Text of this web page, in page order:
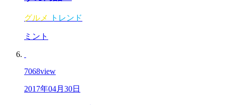
グルメ トレンド
ミント
7068view
2017年04月30日